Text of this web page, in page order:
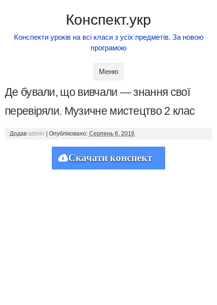
Конспект.укр
Конспекти уроків на всі класи з усіх предметів. За новою
програмою
Меню
Де бували, що вивчали — знання свої
перевіряли. Музичне мистецтво 2 клас
Додав admin Опубліковано: Серпень 6, 2016
Скачати конспект